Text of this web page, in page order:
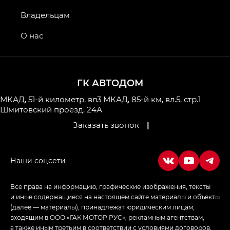
GS4 — Джи Эс 4 (GS4) в комплектациях Джи Би
привод — GB AWD, Джи Эль Полный привод —
Джи Икс ПРЕМИУМ — GX PREMIUM, ЛАУНЖ —
LOUNGE
Empow — Эмпау (Empow) в комплектации
Джи Эс — GS, Джи Эль с элементы экстерьера
ГК АВТОДОМ
МКАД, 51-й километр, вл3 МКАД, 85-й км, вл.5, стр.1
Шмитовский проезд, 24А
Заказать звонок
|
Владельцам
О нас
Все права на информацию, графические изображения, тексты
и иные содержащиеся на настоящем сайте материалы и объекты
(далее — материалы), принадлежат юридическим лицам,
входящим в ООО «ГАК МОТОР РУС», рекламным агентствам,
а также иным третьим в соответствии с условиями договоров,